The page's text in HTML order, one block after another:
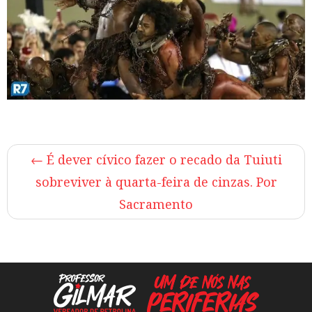
← É dever cívico fazer o recado da Tuiuti
sobreviver à quarta-feira de cinzas. Por
Sacramento